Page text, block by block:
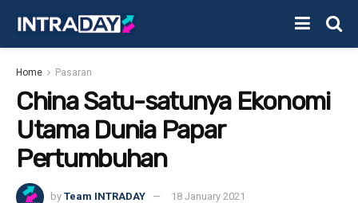
Home Pasaran
China Satu-satunya Ekonomi
Utama Dunia Papar
Pertumbuhan
by Team INTRADAY 18 January 2021